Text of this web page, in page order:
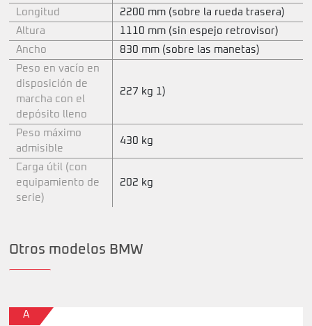
Longitud
2200 mm (sobre la rueda trasera)
Altura
1110 mm (sin espejo retrovisor)
Ancho
830 mm (sobre las manetas)
Peso en vacío en
disposición de
marcha con el
depósito lleno
227 kg 1)
Peso máximo
admisible
430 kg
Carga útil (con
equipamiento de
serie)
202 kg
Otros modelos BMW
A